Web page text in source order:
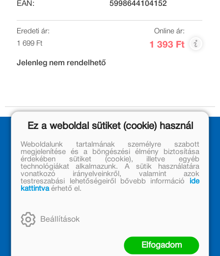
EAN:
5998644104152
Eredeti ár:
1 699 Ft
Online ár:
1 393 Ft
Jelenleg nem rendelhető
Kiadónk generációkat ajándékozott és ajándékoz meg az
olvasás örömével, olvasni szerető gyerekekből olvasni
szerető felnőttek lettek, akik mindezt továbbadták a
Ez a weboldal sütiket (cookie) használ
Weboldalunk tartalmának személyre szabott
megjelenítése és a böngészési élmény biztosítása
érdekében sütiket (cookie), illetve egyéb
technológiákat alkalmazunk. A sütik használatára
vonatkozó irányelveinkről, valamint azok
testreszabási lehetőségeiről bővebb információ
ide
kattintvaérhető el.
Beállítások
Elfogadom